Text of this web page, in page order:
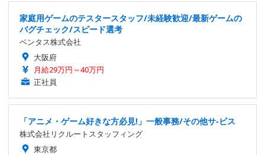
家庭用ゲームのテスタースタッフ/未経験歓迎/最新ゲームの
バグチェック/スピード選考
ベンタス株式会社
大阪府
月給29万円～40万円
正社員
「アニメ・ゲーム好きな方必見!」一般事務/その他サ-ビス
株式会社リクルートスタッフィング
東京都